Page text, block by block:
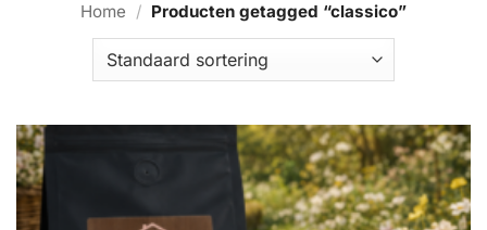
Home / Producten getagged “classico”